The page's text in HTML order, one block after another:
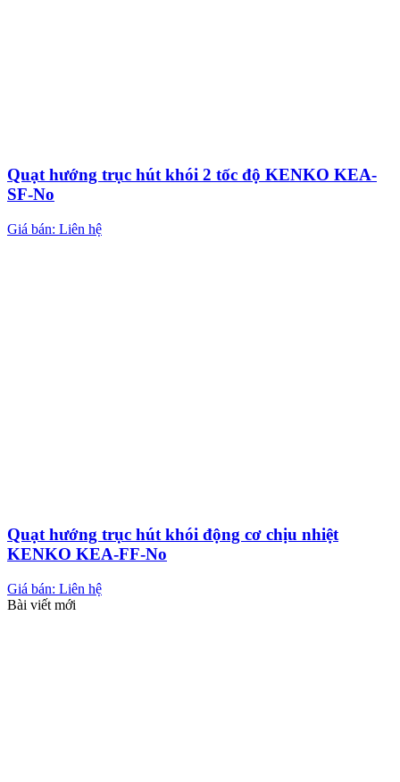
Quạt hướng trục hút khói 2 tốc độ KENKO KEA-
SF-No
Giá bán: Liên hệ
Quạt hướng trục hút khói động cơ chịu nhiệt
KENKO KEA-FF-No
Giá bán: Liên hệ
Bài viết mới